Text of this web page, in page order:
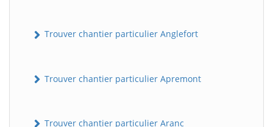
Trouver chantier particulier Anglefort
Trouver chantier particulier Apremont
Trouver chantier particulier Aranc